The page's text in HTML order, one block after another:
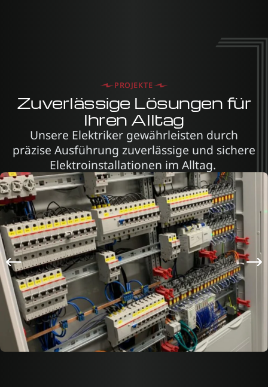
PROJEKTE
Zuverlässige Lösungen für
Ihren Alltag
Unsere Elektriker gewährleisten durch
präzise Ausführung zuverlässige und sichere
Elektroinstallationen im Alltag.